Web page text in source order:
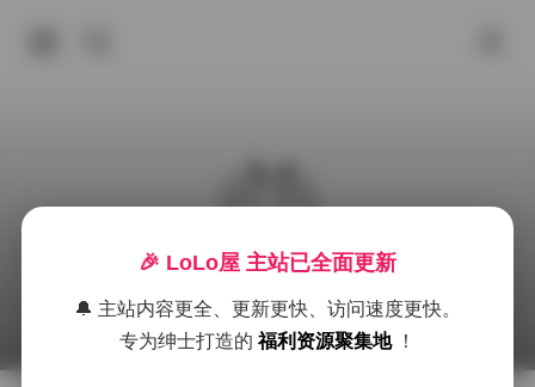
2026年6月22日 下午3:14 秀人内购 丝袜
🎉 LoLo屋 主站已全面更新
🔔 主站内容更全、更新更快、访问速度更快。
专为绅士打造的福利资源聚集地 ！